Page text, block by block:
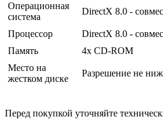
Операционная
система
DirectX 8.0 -
Процессор
DirectX 8.0 -
Память
4х CD-ROM
Место на
жестком диске
Разрешение не
Перед покупкой уточняйте